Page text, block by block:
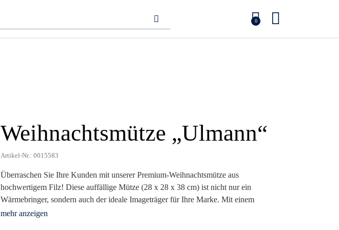
0
Weihnachtsmütze „Ulmann“
Artikel-Nr.: 0015583
Überraschen Sie Ihre Kunden mit unserer Premium-Weihnachtsmütze aus
hochwertigem Filz! Diese auffällige Mütze (28 x 28 x 38 cm) ist nicht nur ein
Wärmebringer, sondern auch der ideale Imageträger für Ihre Marke. Mit einem
eleganten weißen Rand und einem kuscheligen Pompon verleiht sie jedem Fest eine